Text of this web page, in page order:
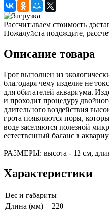
Рассчитываем стоимость
Пожалуйста подождите,
Описание товара
Грот выполнен из
благодаря чему изделие не
для обитателей аквариума.
и проходит процедуру
длительного воздействия
грота появляются поры,
воде заселяются полезной
естественный баланс в
РАЗМЕРЫ: высота - 12 см,
Характеристики
Вес и габариты
Длина (мм)
220